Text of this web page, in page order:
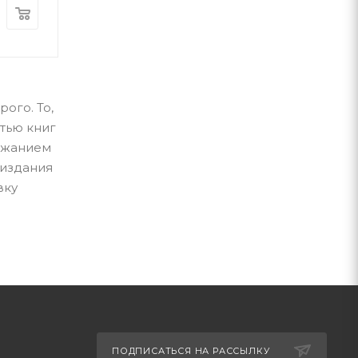
То,
книг
ПОДПИСАТЬСЯ НА РАССЫЛКУ